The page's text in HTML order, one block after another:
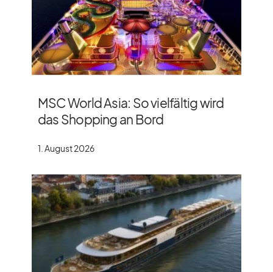
MSC World Asia: So vielfältig wird
das Shopping an Bord
1. August 2026